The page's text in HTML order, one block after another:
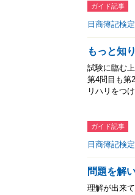
ガイド記事
日商簿記検
もっと知
試験に臨む
第4問目も第
リハリをつ
ガイド記事
日商簿記検
問題を解
理解が出来